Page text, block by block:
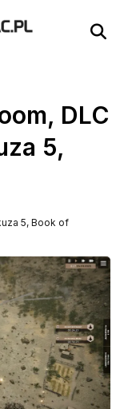
DLC
5,
5, Book of